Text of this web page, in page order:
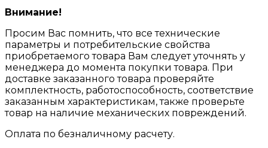
Внимание!
Просим Вас помнить, что все технические
параметры и потребительские свойства
приобретаемого товара Вам следует уточнять у
менеджера до момента покупки товара. При
доставке заказанного товара проверяйте
комплектность, работоспособность, соответствие
заказанным характеристикам, также проверьте
товар на наличие механических повреждений.
Оплата по безналичному расчету.